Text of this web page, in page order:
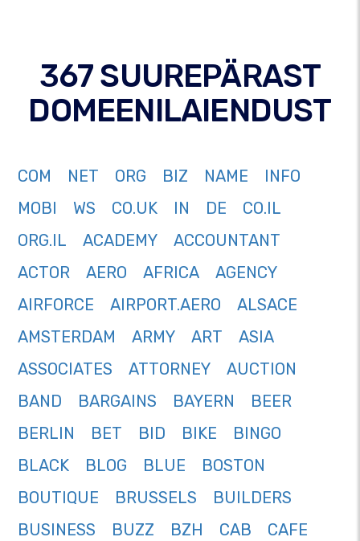
367 SUUREPÄRAST
DOMEENILAIENDUST
COM NET ORG BIZ NAME
INFO
MOBI
WS CO.UK IN DE
CO.IL
ORG.IL
ACADEMY
ACCOUNTANT
ACTOR
AERO AFRICA
AGENCY
AIRFORCE
AIRPORT.AERO
ALSACE
AMSTERDAM
ARMY ART
ASIA
ASSOCIATES
ATTORNEY
AUCTION
BAND
BARGAINS BAYERN
BEER
BERLIN
BET BID BIKE
BINGO
BLACK
BLOG BLUE
BOSTON
BOUTIQUE
BRUSSELS
BUILDERS
BUSINESS
BUZZ BZH CAB
CAFE